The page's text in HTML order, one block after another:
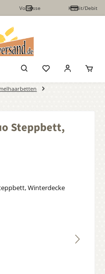
Vorkasse Kredit/Debit
Steppbett,